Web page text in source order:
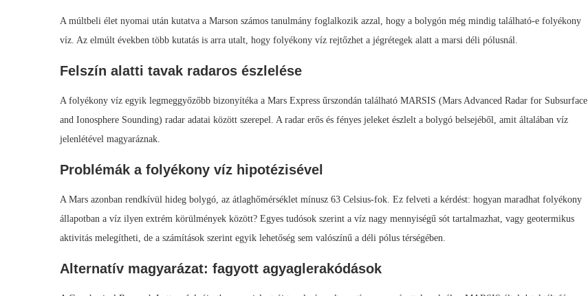
A múltbeli élet nyomai után kutatva a Marson számos tanulmány foglalkozik azzal, hogy a bolygón még mindig található-e folyékony
víz. Az elmúlt években több kutatás is arra utalt, hogy folyékony víz rejtőzhet a jégrétegek alatt a marsi déli pólusnál.
Felszín alatti tavak radaros észlelése
A folyékony víz egyik legmeggyőzőbb bizonyítéka a Mars Express űrszondán található MARSIS (Mars Advanced Radar for Subsurface
and Ionosphere Sounding) radar adatai között szerepel. A radar erős és fényes jeleket észlelt a bolygó belsejéből, amit általában víz
jelenlétével magyaráznak.
Problémák a folyékony víz hipotézisével
A Mars azonban rendkívül hideg bolygó, az átlaghőmérséklet mínusz 63 Celsius-fok. Ez felveti a kérdést: hogyan maradhat folyékony
állapotban a víz ilyen extrém körülmények között? Egyes tudósok szerint a víz nagy mennyiségű sót tartalmazhat, vagy geotermikus
aktivitás melegítheti, de a számítások szerint egyik lehetőség sem valószínű a déli pólus térségében.
Alternatív magyarázat: fagyott agyaglerakódások